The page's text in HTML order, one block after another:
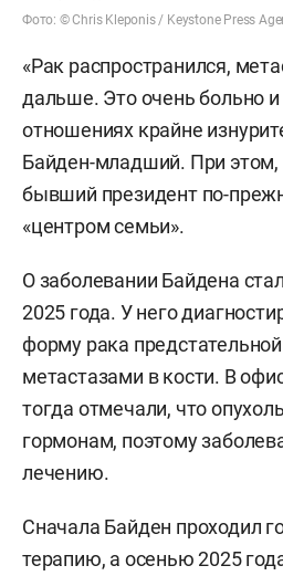
Фото: © Chris Kleponis / Keystone Press
«Рак распространился,
дальше. Это очень больно и
отношениях крайне
Байден-младший. При этом,
бывший президент по-
«центром семьи».
О заболевании Байдена
2025 года. У него
форму рака
метастазами в кости. В
тогда отмечали, что
гормонам, поэтому
лечению.
Сначала Байден проходил
терапию, а осенью 2025